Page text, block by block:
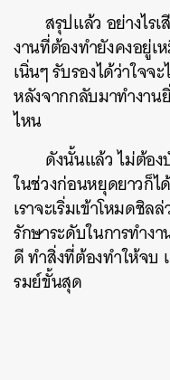
สรุปแล้ว อย่างไร
งานที่ต้องทำยังคงอยู่
เนิ่นๆ รับรองได้ว่าใจจ
หลังจากกลับมาทำงาน
ไหน
ดังนั้นแล้ว ไม่ต้อง
ในช่วงก่อนหยุดยาวก็ไ
เราจะเริ่มเข้าโหมดชิ
รักษาระดับในการทำง
ดี ทำสิ่งที่ต้องทำให้จบ
รมย์ขั้นสุด